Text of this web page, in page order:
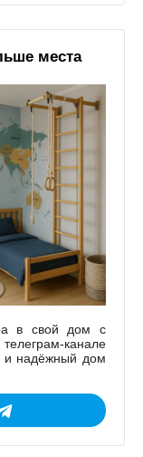
места
в свой дом с
канале
и надёжный дом